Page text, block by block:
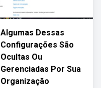
Algumas Dessas
Configurações São
Ocultas Ou
Gerenciadas Por Sua
Organização